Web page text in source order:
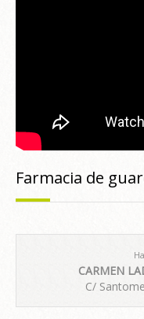
Farmacia de
CARMEN
C/